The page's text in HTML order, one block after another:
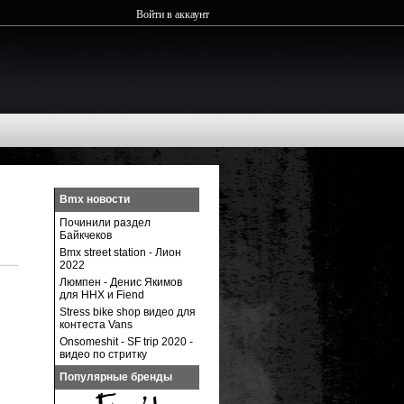
Войти в аккаунт
Bmx новости
Починили раздел
Байкчеков
Bmx street station - Лион
2022
Люмпен - Денис Якимов
для ННХ и Fiend
Stress bike shop видео для
контеста Vans
Onsomeshit - SF trip 2020 -
видео по стритку
Популярные бренды